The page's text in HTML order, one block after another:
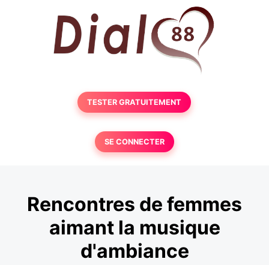
TESTER GRATUITEMENT
SE CONNECTER
Rencontres de femmes
aimant la musique
d'ambiance